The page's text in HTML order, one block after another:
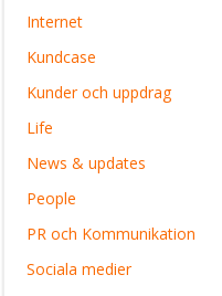
Internet
Kundcase
Kunder och uppdrag
Life
News & updates
People
PR och Kommunikation
Sociala medier